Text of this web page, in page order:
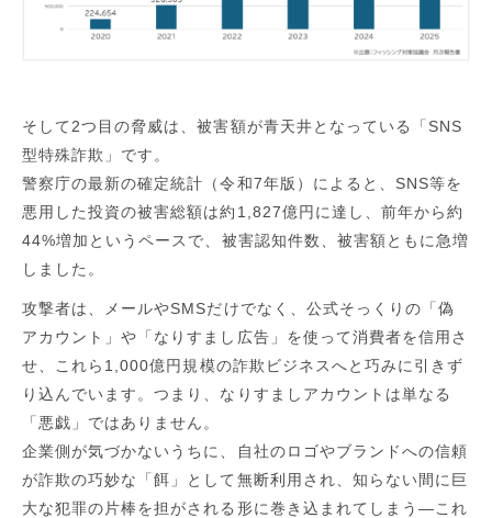
そして2つ目の脅威は、被害額が青天井となっている「SNS
型特殊詐欺」です。
警察庁の最新の確定統計（令和7年版）によると、SNS等を
悪用した投資の被害総額は約1,827億円に達し、前年から約
44%増加というペースで、被害認知件数、被害額ともに急増
しました。
攻撃者は、メールやSMSだけでなく、公式そっくりの「偽
アカウント」や「なりすまし広告」を使って消費者を信用さ
せ、これら1,000億円規模の詐欺ビジネスへと巧みに引きず
り込んでいます。つまり、なりすましアカウントは単なる
「悪戯」ではありません。
企業側が気づかないうちに、自社のロゴやブランドへの信頼
が詐欺の巧妙な「餌」として無断利用され、知らない間に巨
大な犯罪の片棒を担がされる形に巻き込まれてしまう―これ